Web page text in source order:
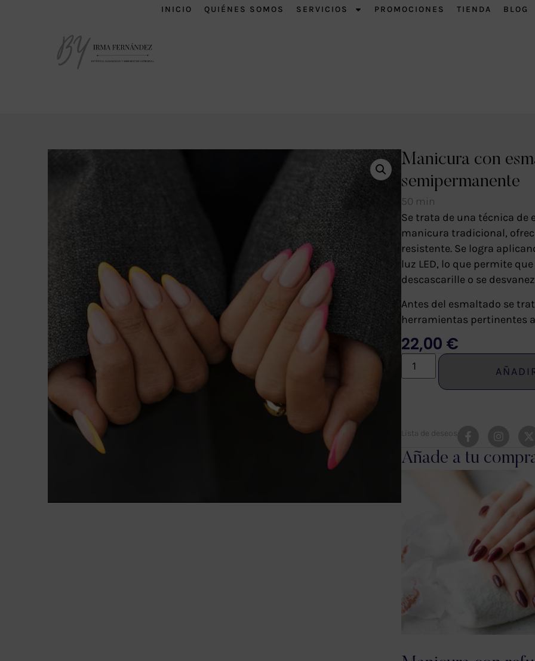
INICIO QUIÉNES SOMOS SERVICIOS PROMOCIONES TIENDA BLOG
Manicura con
semipermanente
50 min
Se trata de una técnica de
manicura tradicional,
resistente. Se logra
luz LED, lo que permite
descascarille o se
Antes del esmaltado se
herramientas pertinentes
22,00 €
Lista de deseos
Añade a tu